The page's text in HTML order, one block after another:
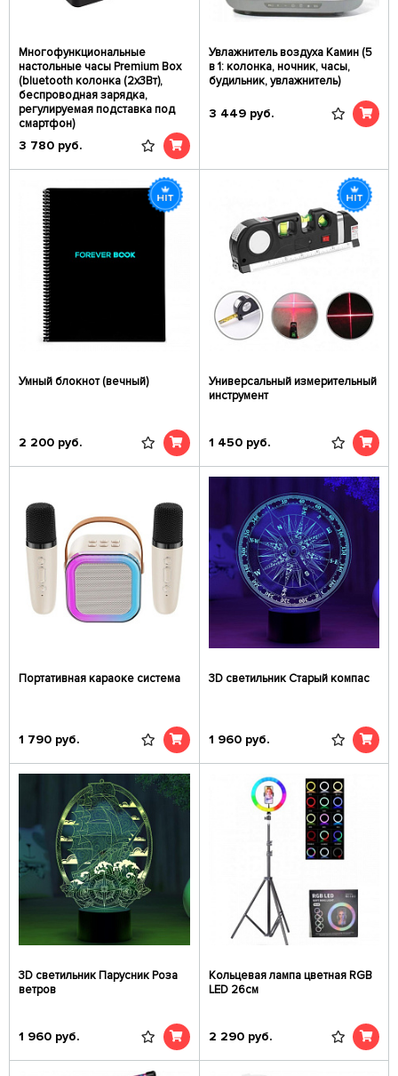
Многофункциональные
настольные часы Premium Box
(bluetooth колонка (2x3Вт),
беспроводная зарядка,
регулируемая подставка под
смартфон)
3 780 руб.
Увлажнитель воздуха Камин (5
в 1: колонка, ночник, часы,
будильник, увлажнитель)
3 449 руб.
Умный блокнот (вечный)
2 200 руб.
Универсальный измерительный
инструмент
1 450 руб.
Портативная караоке система
1 790 руб.
3D светильник Старый компас
1 960 руб.
3D светильник Парусник Роза
ветров
1 960 руб.
Кольцевая лампа цветная RGB
LED 26см
2 290 руб.